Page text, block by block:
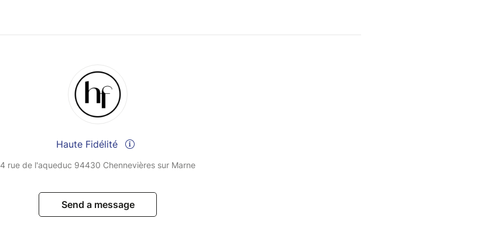
Haute Fidélité
4 rue de l'aqueduc 94430 Chennevières sur Marne
Send a message